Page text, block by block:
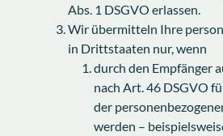
Abs. 1 DSGVO erlassen.
Wir übermitteln Ihre
in Drittstaaten nur, wenn
durch den Empfänger
nach Art. 46 DSGVO
der
werden –